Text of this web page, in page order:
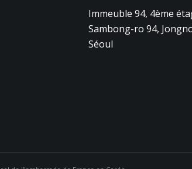
Immeuble 94, 4ème
Sambong-ro 94,
Séoul